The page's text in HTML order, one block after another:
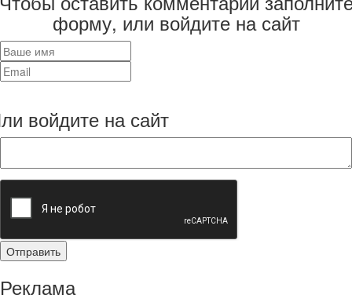
форму, или войдите на сайт
войдите на сайт
Реклама